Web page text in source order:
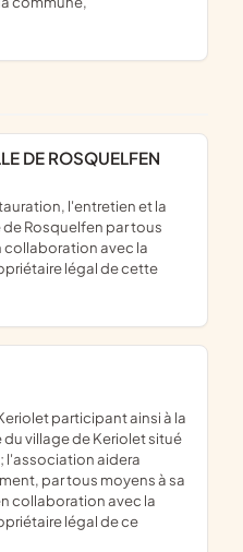
DE ROSQUELFEN
de Rosquelfen par tous
collaboration avec la
légal de cette
village de Keriolet situé
l'association aidera
par tous moyens à sa
collaboration avec la
légal de ce